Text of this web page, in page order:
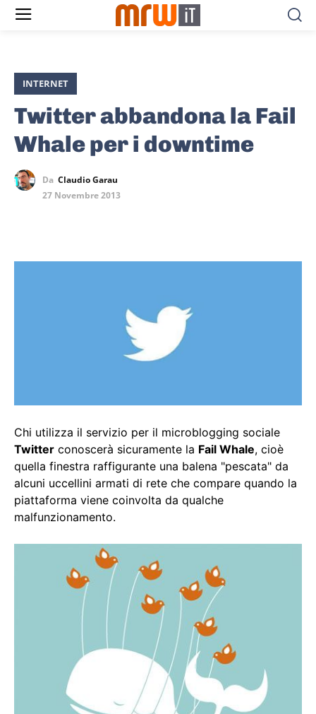
INTERNET
Twitter abbandona la Fail
Whale per i downtime
Da Claudio Garau
27 Novembre 2013
Chi utilizza il servizio per il microblogging sociale
Twitter conoscerà sicuramente la Fail Whale, cioè
quella finestra raffigurante una balena "pescata" da
alcuni uccellini armati di rete che compare quando la
piattaforma viene coinvolta da qualche
malfunzionamento.